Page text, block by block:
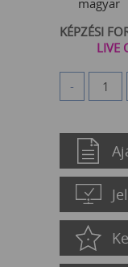
KÉPZÉSI
LIVE
-